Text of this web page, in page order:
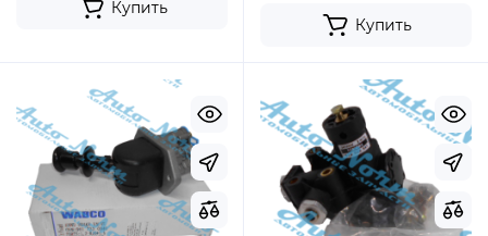
Купить
Купить